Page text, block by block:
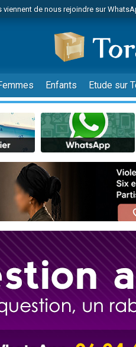
viennent de nous rejoindre sur
viennent de faire un don pour 5
viennent de faire un don pour
viennent de nous rejoindre sur
viennent de demander une
viennent de faire un don pour
places pour étudier en groupe sur
musiques dans Torah-Box Music
viennent de nous rejoindre sur
viennent de nous rejoindre sur
musiques dans Torah-Box Music
viennent de nous rejoindre sur
viennent de faire un don pour
radio : Visions de grandeur
viennent de demander une bénédiction
donner son Maasser
de donner son Maasser
Enfants Etude sur